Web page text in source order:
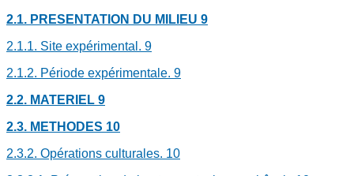
2.1. PRESENTATION DU MILIEU 9
2.1.1. Site expérimental. 9
2.1.2. Période expérimentale. 9
2.2. MATERIEL 9
2.3. METHODES 10
2.3.2. Opérations culturales. 10